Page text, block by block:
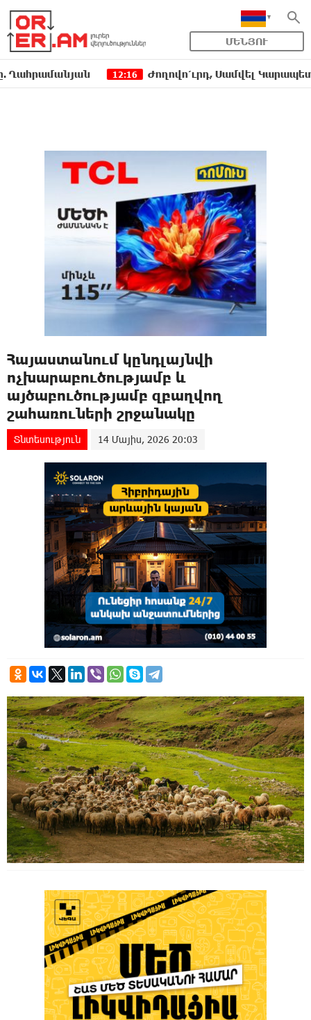
ՄԵՆՅՈՒ
12:16 Ժողովո՛ւրդ, Սամվել Կարապետյանի,
Հայաստանում կընդլայնվի
ոչխարաբուծությամբ և
այծաբուծությամբ զբաղվող
շահառուների շրջանակը
Տնտեսություն 14 Մայիս, 2026 20:03